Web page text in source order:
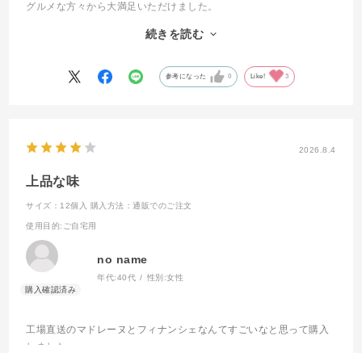
グルメな方々から大満足いただけました。
フィナンシェは、縁起のよい贈り物であること、
がギネス記録であるであることもお話できて大変盛り上がりまし
日本が誇る素晴らしいブランドの一つであることは間違いないで
続きを読む
参考になった 0 Like! 3
2026.8.4
上品な味
サイズ：12個入 購入方法：通販でのご注文
使用目的:ご自宅用
no name
年代:40代 性別:女性
工場直送のマドレーヌとフィナンシェなんてすごいなと思って購入
しました。